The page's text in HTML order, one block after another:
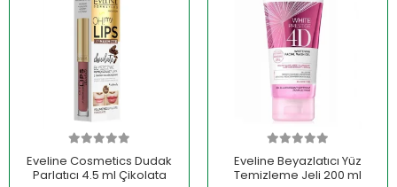
Eveline Cosmetics Dudak
Parlatıcı 4.5 ml Çikolata
Eveline Beyazlatıcı Yüz
Temizleme Jeli 200 ml